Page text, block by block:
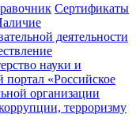
Сертификаты
деятельности
науки и
«Российское
организации
терроризму